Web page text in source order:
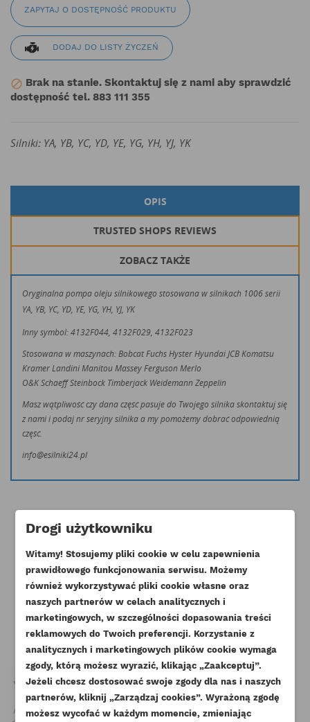
UTWÓRZ LISTĘ ŻYCZEŃ
ZALOGUJ SIĘ
ZAPYTAJ O DOSTĘPNOŚĆ PRODUKTU
DODAJ DO LISTY ŻYCZEŃ
 Brak na stanie. Skontaktuj się z nami aby sprawdzić
dostępność tel. 883 111 355
Silniki: YA, YB, YC, YD, YE, YG, YH, YJ, YK
OPIS
TRUSTED SHOPS REVIEWS
ZOBACZ TAKŻE
Oryginalna pompa oleju silnikowego stosowana w silnikach 1006 serii
YA, YB, YC, YD, YE, YG, YH, YJ, YK
Inny symbol: 4132F044, 4132F029, 4132F023
Stosowana w maszynach: Bobcat Fuchs Hyster Hyundai JCB Komatsu
Kramer Landini Manitou Massey Ferguson Merlo
O&K Schaeff Steinbock Timberjack Weidemann Zeppelin
Masz wątpliwość czy dana część pasuje do Twojego silnika skontaktuj się
z nami i podaj nr seryjny silnika a my pomożemy dobrać odpowiednią
część.
info@esilniki24.pl
Klienci którzy zakupili ten produkt
kupili również:
Drogi użytkowniku
Witamy! Stosujemy pliki cookie w celu zapewnienia
prawidłowego funkcjonowania serwisu. Możemy
również wykorzystywać pliki cookie własne oraz
naszych partnerów w celach analitycznych i
marketingowych, w szczególności dopasowania treści
reklamowych do Twoich preferencji. Korzystanie z
analitycznych i marketingowych plików cookie wymaga
zgody, którą możesz wyrazić, klikając „Zaakceptuj”.
Jeżeli chcesz dostosować swoje zgody dla nas i naszych
partnerów, kliknij „Zarządzaj cookies”. Wyrażoną zgodę
możesz wycofać w każdym momencie, zmieniając